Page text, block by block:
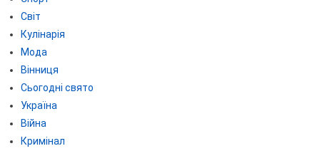
Світ
Кулінарія
Мода
Вінниця
Сьогодні свято
Україна
Війна
Кримінал